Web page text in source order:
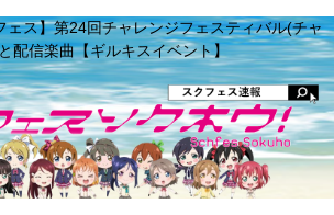
ェス】第24回チャレンジフェスティバル(チャ
配信楽曲【ギルキスイベント】